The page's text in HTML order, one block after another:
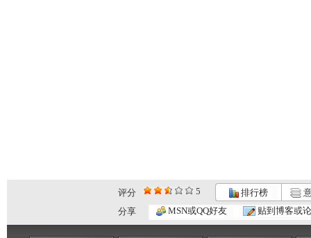
评分 5 排行榜
分享
MSN或QQ好友 贴到博客或